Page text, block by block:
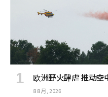
欧洲野火肆虐 推动空
8 8 月, 2026